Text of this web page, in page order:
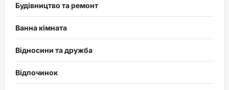
Будівництво та ремонт
Ванна кімната
Відносини та дружба
Відпочинок